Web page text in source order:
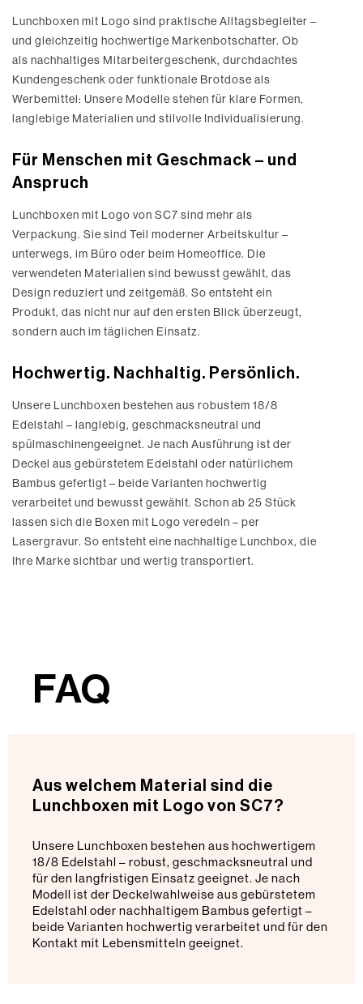
Lunchboxen mit Logo sind praktische Alltagsbegleiter –
und gleichzeitig hochwertige Markenbotschafter. Ob
als nachhaltiges Mitarbeitergeschenk, durchdachtes
Kundengeschenk oder funktionale Brotdose als
Werbemittel: Unsere Modelle stehen für klare Formen,
langlebige Materialien und stilvolle Individualisierung.
Für Menschen mit Geschmack – und
Anspruch
Lunchboxen mit Logo von SC7 sind mehr als
Verpackung. Sie sind Teil moderner Arbeitskultur –
unterwegs, im Büro oder beim Homeoffice. Die
verwendeten Materialien sind bewusst gewählt, das
Design reduziert und zeitgemäß. So entsteht ein
Produkt, das nicht nur auf den ersten Blick überzeugt,
sondern auch im täglichen Einsatz.
Hochwertig. Nachhaltig. Persönlich.
Unsere Lunchboxen bestehen aus robustem 18/8
Edelstahl – langlebig, geschmacksneutral und
spülmaschinengeeignet. Je nach Ausführung ist der
Deckel aus gebürstetem Edelstahl oder natürlichem
Bambus gefertigt – beide Varianten hochwertig
verarbeitet und bewusst gewählt. Schon ab 25 Stück
lassen sich die Boxen mit Logo veredeln – per
Lasergravur. So entsteht eine nachhaltige Lunchbox, die
Ihre Marke sichtbar und wertig transportiert.
FAQ
Aus welchem Material sind die
Lunchboxen mit Logo von SC7?
Unsere Lunchboxen bestehen aus hochwertigem
18/8 Edelstahl – robust, geschmacksneutral und
für den langfristigen Einsatz geeignet. Je nach
Modell ist der Deckelwahlweise aus gebürstetem
Edelstahl oder nachhaltigem Bambus gefertigt –
beide Varianten hochwertig verarbeitet und für den
Kontakt mit Lebensmitteln geeignet.